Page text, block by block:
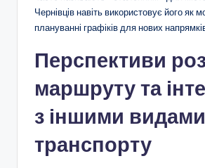
Чернівців навіть використовує його як
плануванні графіків для нових
Перспективи
маршруту та
з іншими видами
транспорту